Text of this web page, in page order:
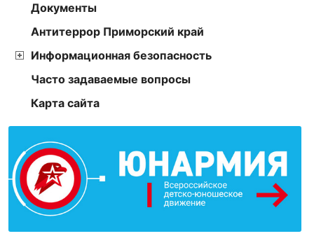
Документы
Антитеррор Приморский край
Информационная безопасность
Часто задаваемые вопросы
Карта сайта